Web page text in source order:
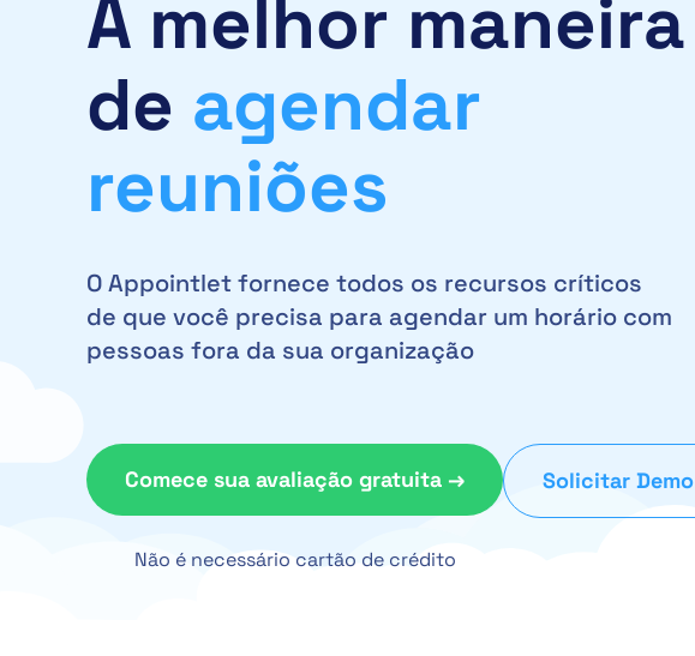
A melhor maneira
de agendar
reuniões
O Appointlet fornece todos os recursos críticos
de que você precisa para agendar um horário com
pessoas fora da sua organização
Comece sua avaliação gratuita →
Não é necessário cartão de crédito
Solicitar Demo